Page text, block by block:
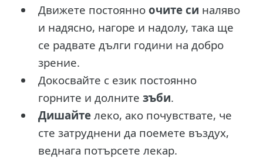
Движете постоянноочите си наляво
и надясно, нагоре и надолу, така ще
се радвате дълги години на добро
зрение.
Докосвайте с език постоянно
горните и долнитезъби.
Дишайте леко, ако почувствате, че
сте затруднени да поемете въздух,
веднага потърсете лекар.